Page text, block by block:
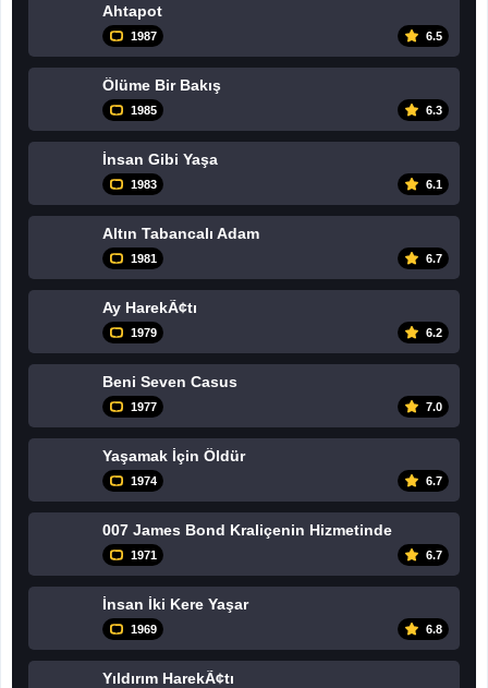
Ahtapot
1987 6.5
Ölüme Bir Bakış
1985 6.3
İnsan Gibi Yaşa
1983 6.1
Altın Tabancalı Adam
1981 6.7
Ay HarekÃ¢tı
1979 6.2
Beni Seven Casus
1977 7.0
Yaşamak İçin Öldür
1974 6.7
007 James Bond Kraliçenin Hizmetinde
1971 6.7
İnsan İki Kere Yaşar
1969 6.8
Yıldırım HarekÃ¢tı